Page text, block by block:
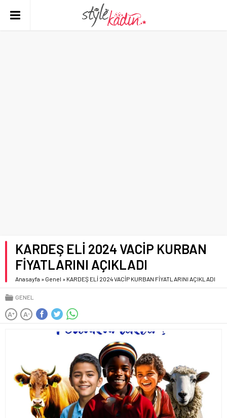
KARDEŞ ELİ 2024 VACİP KURBAN
FİYATLARINI AÇIKLADI
Anasayfa » Genel » KARDEŞ ELİ 2024 VACİP KURBAN FİYATLARINI AÇIKLADI
GENEL
A+ A-